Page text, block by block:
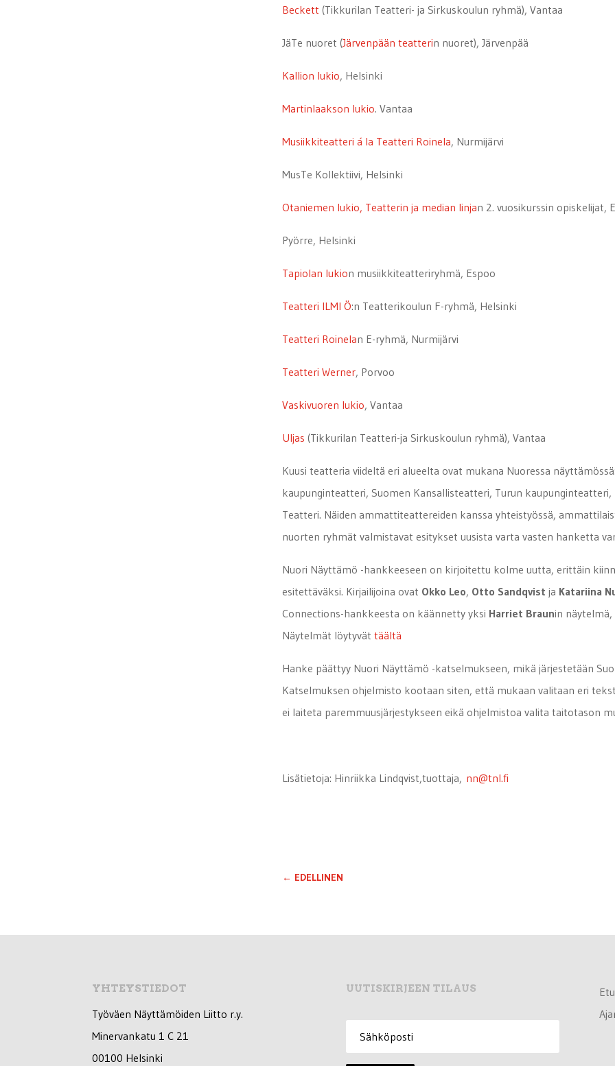
Beckett (Tikkurilan Teatteri- ja Sirkuskoulun ryhmä), Vantaa
JäTe nuoret (Järvenpään teatterin nuoret), Järvenpää
Kallion lukio, Helsinki
Martinlaakson lukio. Vantaa
Musiikkiteatteri á la Teatteri Roinela, Nurmijärvi
MusTe Kollektiivi, Helsinki
Otaniemen lukio, Teatterin ja median linjan 2. vuosikurssin opiskelijat,
Pyörre, Helsinki
Tapiolan lukion musiikkiteatteriryhmä, Espoo
Teatteri ILMI Ö:n Teatterikoulun F-ryhmä, Helsinki
Teatteri Roinelan E-ryhmä, Nurmijärvi
Teatteri Werner, Porvoo
Vaskivuoren lukio, Vantaa
Uljas (Tikkurilan Teatteri-ja Sirkuskoulun ryhmä), Vantaa
Kuusi teatteria viideltä eri alueelta ovat mukana Nuoressa
kaupunginteatteri, Suomen Kansallisteatteri, Turun
Teatteri. Näiden ammattiteattereiden kanssa yhteistyössä,
nuorten ryhmät valmistavat esitykset uusista varta vasten hanketta
Nuori Näyttämö -hankkeeseen on kirjoitettu kolme uutta, erittäin
esitettäväksi. Kirjailijoina ovat Okko Leo, Otto Sandqvist ja Katariina
Connections-hankkeesta on käännetty yksi Harriet Braunin
Näytelmät löytyvättäältä
Hanke päättyy Nuori Näyttämö -katselmukseen, mikä järjestetään
Katselmuksen ohjelmisto kootaan siten, että mukaan valitaan eri
ei laiteta paremmuusjärjestykseen eikä ohjelmistoa valita taitotason
Lisätietoja: Hinriikka Lindqvist,tuottaja, nn@tnl.fi
← EDELLINEN
YHTEYSTIEDOT
Työväen Näyttämöiden Liitto r.y.
Minervankatu 1 C 21
00100 Helsinki
UUTISKIRJEEN TILAUS